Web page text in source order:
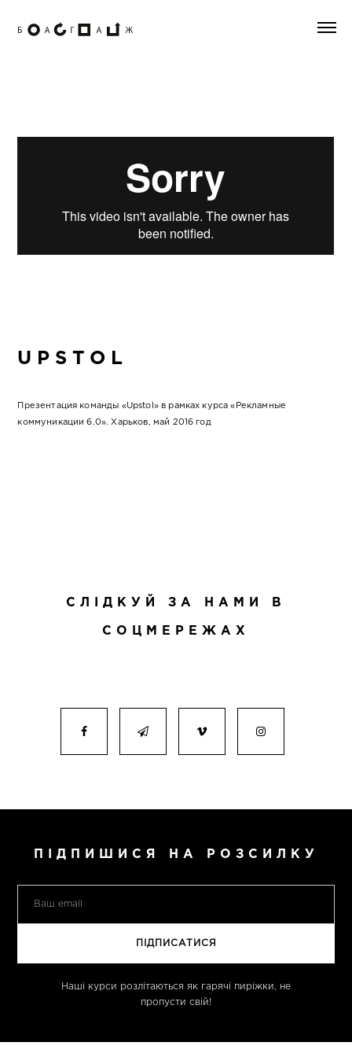
UPSTOL
Презентация команды «Upstol» в рамках курса «Рекламные
коммуникации 6.0». Харьков, май 2016 год
СЛІДКУЙ ЗА НАМИ В
СОЦМЕРЕЖАХ
ПІДПИШИСЯ НА РОЗСИЛКУ
Наші курси розлітаються як гарячі пиріжки, не
пропусти свій!